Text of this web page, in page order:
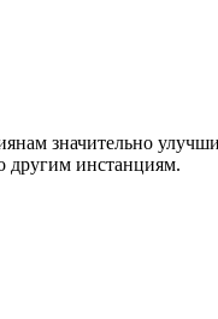
значительно
другим инстанциям.